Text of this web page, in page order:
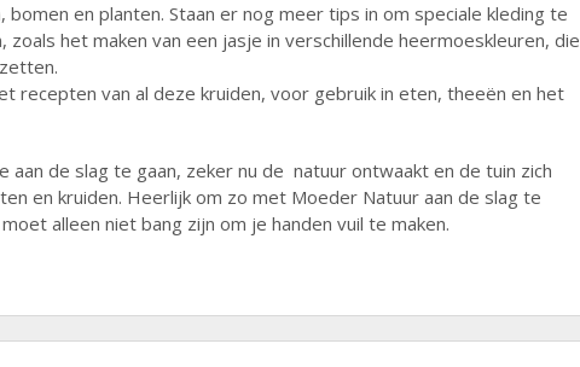
en planten. Staan er nog meer tips in om speciale kleding te
zoals het maken van een jasje in verschillende heermoeskleuren, die
recepten van al deze kruiden, voor gebruik in eten, theeën en het
aan de slag te gaan, zeker nu de natuur ontwaakt en de tuin zich
en kruiden. Heerlijk om zo met Moeder Natuur aan de slag te
alleen niet bang zijn om je handen vuil te maken.